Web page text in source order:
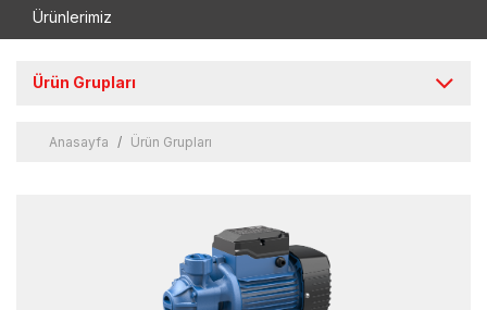
Ürünlerimiz
Ürün Grupları
Anasayfa Ürün Grupları